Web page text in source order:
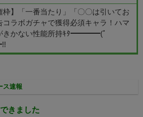
枠】「一番当たり」「〇〇は引いてお
コラボガチャで獲得必須キャラ！ハマ
きかない性能所持ｷﾀ━━━━(ﾟ
ス速報
きました